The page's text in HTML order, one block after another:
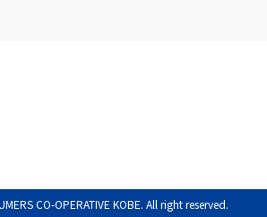
CO-OPERATIVE KOBE. All right reserved.